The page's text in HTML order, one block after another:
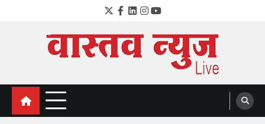
Twitter
Facebook
LinkedIn
Instagram
YouTube
VastavNEWSLive.com
a leading NEWS portal of Maharahstra